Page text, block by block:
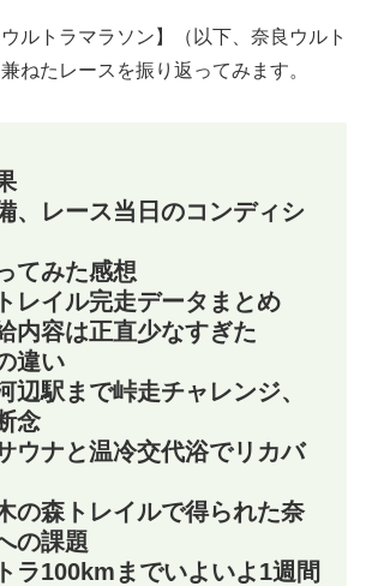
ルトラマラソン】（以下、奈良ウルト
ねたレースを振り返ってみます。
、レース当日のコンディシ
てみた感想
レイル完走データまとめ
内容は正直少なすぎた
違い
駅まで峠走チャレンジ、
念
ウナと温冷交代浴でリカバ
の森トレイルで得られた奈
の課題
ラ100kmまでいよいよ1週間